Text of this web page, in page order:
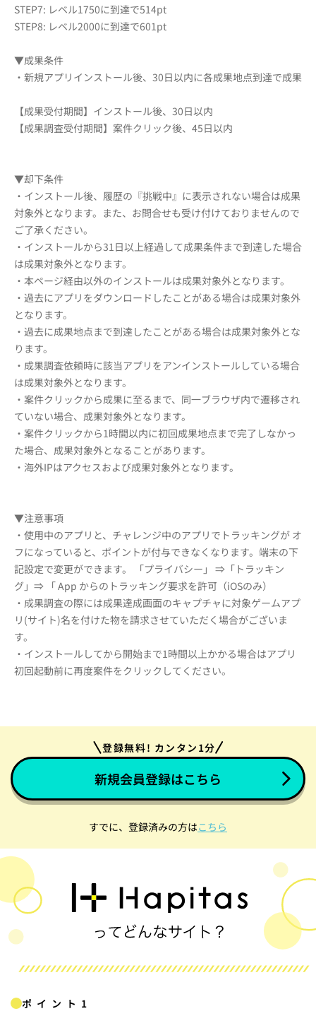
STEP7: レベル1750に到達で514pt
STEP8: レベル2000に到達で601pt
▼成果条件
・新規アプリインストール後、30日以内に各成果地点到達で成果
【成果受付期間】インストール後、30日以内
【成果調査受付期間】案件クリック後、45日以内
▼却下条件
・インストール後、履歴の『挑戦中』に表示されない場合は成果
対象外となります。また、お問合せも受け付けておりませんので
ご了承ください。
・インストールから31日以上経過して成果条件まで到達した場合
は成果対象外となります。
・本ページ経由以外のインストールは成果対象外となります。
・過去にアプリをダウンロードしたことがある場合は成果対象外
となります。
・過去に成果地点まで到達したことがある場合は成果対象外とな
ります。
・成果調査依頼時に該当アプリをアンインストールしている場合
は成果対象外となります。
・案件クリックから成果に至るまで、同一ブラウザ内で遷移され
ていない場合、成果対象外となります。
・案件クリックから1時間以内に初回成果地点まで完了しなかっ
た場合、成果対象外となることがあります。
・海外IPはアクセスおよび成果対象外となります。
▼注意事項
・使用中のアプリと、チャレンジ中のアプリでトラッキングが オ
フになっていると、ポイントが付与できなくなります。端末の下
記設定で変更ができます。 「プライバシー」 ⇒「トラッキン
グ」⇒ 「 App からのトラッキング要求を許可（iOSのみ）
・成果調査の際には成果達成画面のキャプチャに対象ゲームアプ
リ(サイト)名を付けた物を請求させていただく場合がございま
す。
・インストールしてから開始まで1時間以上かかる場合はアプリ
初回起動前に再度案件をクリックしてください。
登録無料! カンタン1分
新規会員登録はこちら
すでに、登録済みの方はこちら
ポイント1